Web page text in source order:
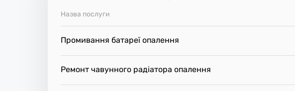
Назва послуги
Промивання батареї опалення
Ремонт чавунного радіатора опалення